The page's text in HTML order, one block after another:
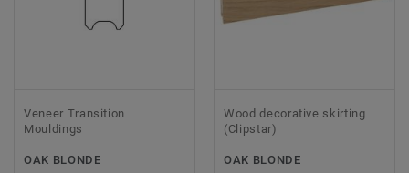
Veneer Transition
Mouldings
OAK BLONDE
Wood decorative skirting
(Clipstar)
OAK BLONDE